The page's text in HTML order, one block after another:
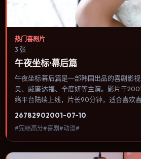
热门喜剧片
3 张
午夜坐标·幕后篇
午夜坐标·幕后篇是一部韩国出品的喜剧影
昊、威廉·达福、全度妍等主演。影片于
络平台陆续上线，片长90分钟，适合喜欢
听语言统一，可作为休闲观影或类型片补片
26782902001-07-10
#完结高分#喜剧#动漫#